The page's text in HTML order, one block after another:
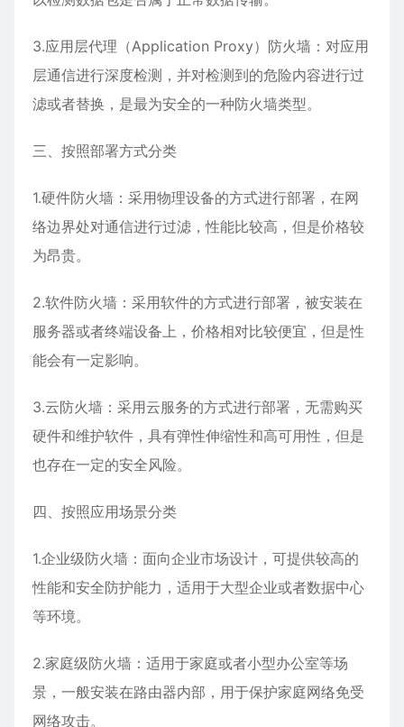
3.应用层代理（Application Proxy）防火墙：对应用
层通信进行深度检测，并对检测到的危险内容进行过
滤或者替换，是最为安全的一种防火墙类型。
三、按照部署方式分类
1.硬件防火墙：采用物理设备的方式进行部署，在网
络边界处对通信进行过滤，性能比较高，但是价格较
为昂贵。
2.软件防火墙：采用软件的方式进行部署，被安装在
服务器或者终端设备上，价格相对比较便宜，但是性
能会有一定影响。
3.云防火墙：采用云服务的方式进行部署，无需购买
硬件和维护软件，具有弹性伸缩性和高可用性，但是
也存在一定的安全风险。
四、按照应用场景分类
1.企业级防火墙：面向企业市场设计，可提供较高的
性能和安全防护能力，适用于大型企业或者数据中心
等环境。
2.家庭级防火墙：适用于家庭或者小型办公室等场
景，一般安装在路由器内部，用于保护家庭网络免受
网络攻击。